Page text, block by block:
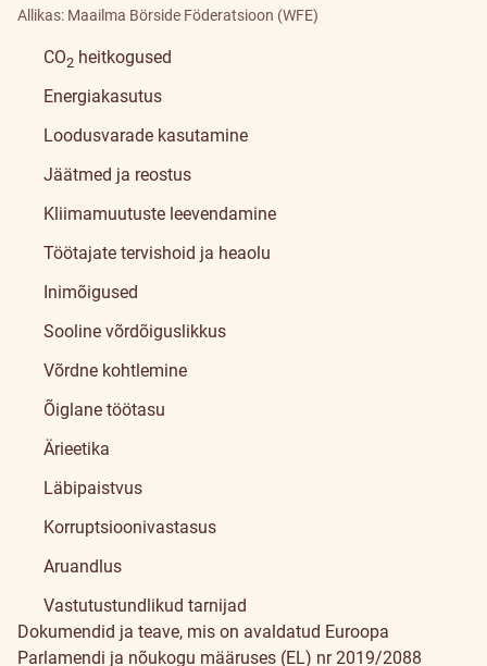
Allikas: Maailma Börside Föderatsioon (WFE)
CO2 heitkogused
Energiakasutus
Loodusvarade kasutamine
Jäätmed ja reostus
Kliimamuutuste leevendamine
Töötajate tervishoid ja heaolu
Inimõigused
Sooline võrdõiguslikkus
Võrdne kohtlemine
Õiglane töötasu
Ärieetika
Läbipaistvus
Korruptsioonivastasus
Aruandlus
Vastutustundlikud tarnijad
Dokumendid ja teave, mis on avaldatud Euroopa
Parlamendi ja nõukogu määruses (EL) nr 2019/2088